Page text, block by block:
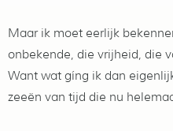
Maar ik moet eerlijk
onbekende, die vrijheid, die
Want wat gíng ik dan
zeeën van tijd die nu